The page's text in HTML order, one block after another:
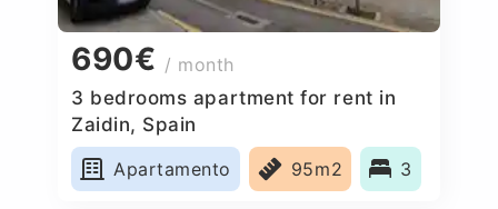
690€ / month
3 bedrooms apartment for rent in
Zaidin, Spain
Apartamento
95m2 3